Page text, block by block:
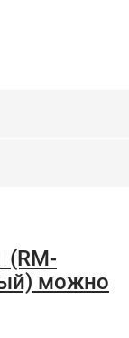
(RM-
можно